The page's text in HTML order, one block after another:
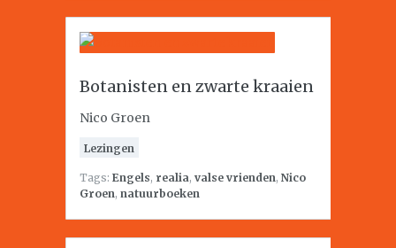
Botanisten en zwarte kraaien
Nico Groen
Lezingen
Tags: Engels, realia, valse vrienden, Nico
Groen, natuurboeken